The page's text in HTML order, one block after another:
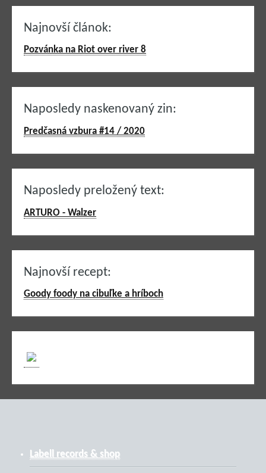
Najnovší článok:
Pozvánka na Riot over river 8
Naposledy naskenovaný zin:
Predčasná vzbura #14 / 2020
Naposledy preložený text:
ARTURO - Walzer
Najnovší recept:
Goody foody na cibuľke a hríboch
Labell records & shop